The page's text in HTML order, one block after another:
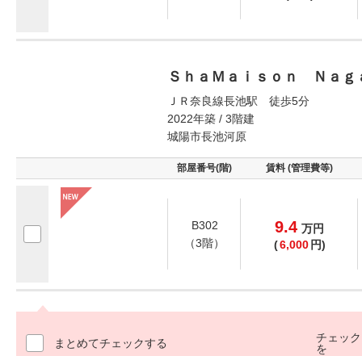
ＳｈａＭａｉｓｏｎ Ｎａｇ
ＪＲ奈良線長池駅 徒歩5分
2022年築 / 3階建
城陽市長池河原
部屋番号(階) 賃料 (管理費等)
B302
（3階）
9.4 万円
(6,000 円)
まとめてチェックする
チェッ
を